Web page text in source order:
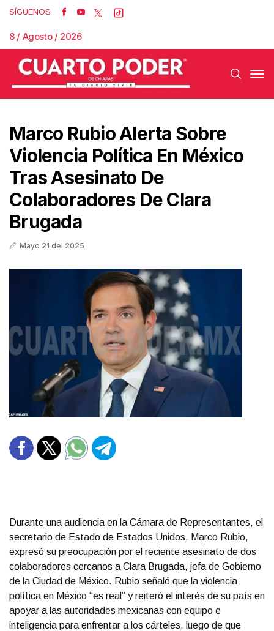
SÍGUENOS
8 / Agosto / 2026
Marco Rubio Alerta Sobre
Violencia Política En México
Tras Asesinato De
Colaboradores De Clara
Brugada
Mayo 21 del 2025
Durante una audiencia en la Cámara de Representantes, el
secretario de Estado de Estados Unidos, Marco Rubio,
expresó su preocupación por el reciente asesinato de dos
colaboradores cercanos a Clara Brugada, jefa de Gobierno
de la Ciudad de México. Rubio señaló que la violencia
política en México “es real” y reiteró el interés de su país en
apoyar a las autoridades mexicanas con equipo e
inteligencia para enfrentar a los cárteles, luego de que